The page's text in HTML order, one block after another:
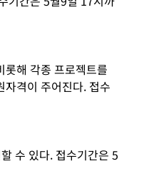
롯해 각종 프로젝트를
격이 주어진다. 접수
수 있다. 접수기간은 5